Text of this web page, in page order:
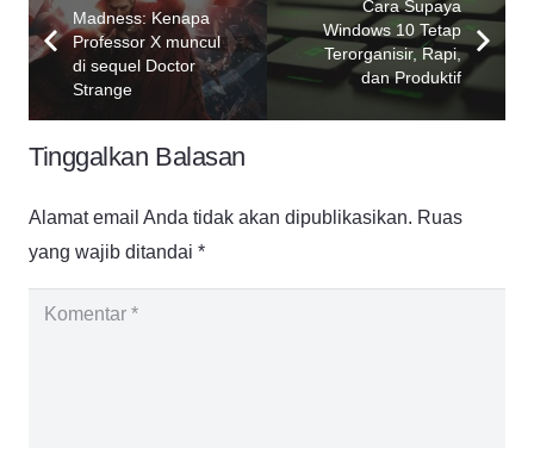
Madness: Kenapa
Professor X muncul
di sequel Doctor
Strange
Cara Supaya
Windows 10 Tetap
Terorganisir, Rapi,
dan Produktif
Tinggalkan Balasan
Alamat email Anda tidak akan dipublikasikan. Ruas
yang wajib ditandai *